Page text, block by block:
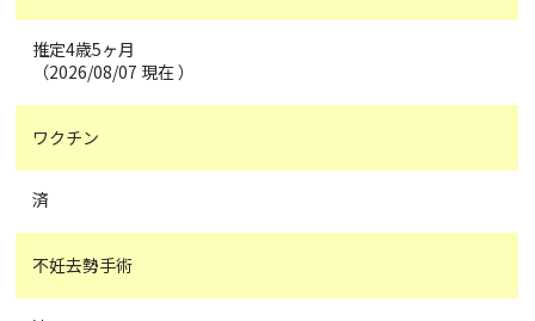
推定4歳5ヶ月
（2026/08/07 現在 ）
ワクチン
済
不妊去勢手術